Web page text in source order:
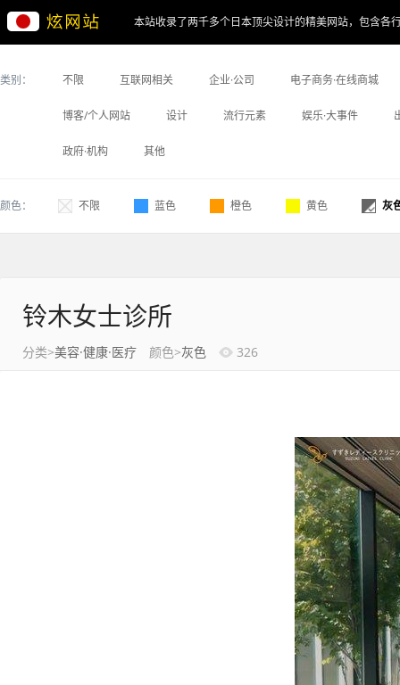
本站收录了两千多个日本顶尖设计的精美网站，包含各
类别： 不限 互联网相关 企业·公司 电子商务·在线商城
博客/个人网站 设计 流行元素 娱乐·大事件
政府·机构 其他
颜色： 不限 蓝色 橙色 黄色 灰
铃木女士诊所
分类>美容·健康·医疗 颜色>灰色 326